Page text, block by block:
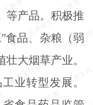
等产品。积极推
食品、杂粮（弱
大烟草产业。
业转型发展。